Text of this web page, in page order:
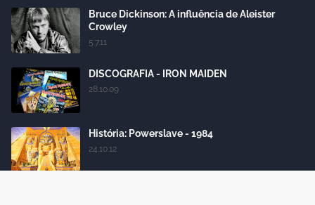
Bruce Dickinson: A influência de Aleister
Crowley
5.7.11
DISCOGRAFIA - IRON MAIDEN
28.10.09
História: Powerslave - 1984
24.10.12